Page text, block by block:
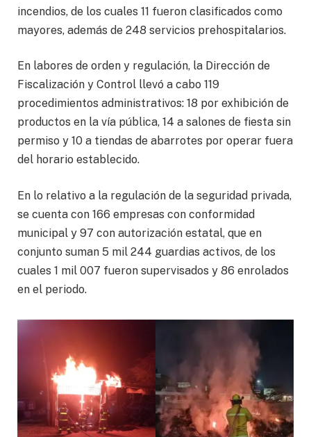
incendios, de los cuales 11 fueron clasificados como
mayores, además de 248 servicios prehospitalarios.
En labores de orden y regulación, la Dirección de
Fiscalización y Control llevó a cabo 119
procedimientos administrativos: 18 por exhibición de
productos en la vía pública, 14 a salones de fiesta sin
permiso y 10 a tiendas de abarrotes por operar fuera
del horario establecido.
En lo relativo a la regulación de la seguridad privada,
se cuenta con 166 empresas con conformidad
municipal y 97 con autorización estatal, que en
conjunto suman 5 mil 244 guardias activos, de los
cuales 1 mil 007 fueron supervisados y 86 enrolados
en el periodo.